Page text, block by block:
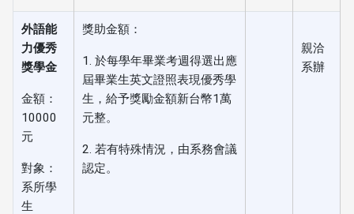
外語能
力優秀
獎學金
金額：
10000
元
對象：
系所學
生
獎助金額：
1. 於每學年畢業考週得選出應
屆畢業生英文證照表現優秀學
生，給予獎勵金額新台幣1萬
元整。
2. 若有特殊情況，由系務會議
認定。
親洽
系辦